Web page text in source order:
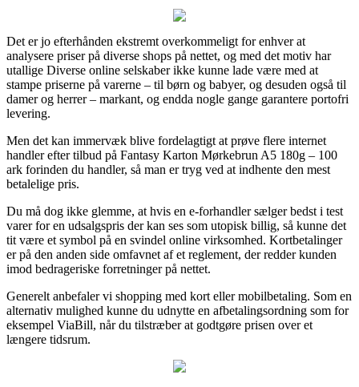
Det er jo efterhånden ekstremt overkommeligt for enhver at
analysere priser på diverse shops på nettet, og med det motiv har
utallige Diverse online selskaber ikke kunne lade være med at
stampe priserne på varerne – til børn og babyer, og desuden også til
damer og herrer – markant, og endda nogle gange garantere portofri
levering.
Men det kan immervæk blive fordelagtigt at prøve flere internet
handler efter tilbud på Fantasy Karton Mørkebrun A5 180g – 100
ark forinden du handler, så man er tryg ved at indhente den mest
betalelige pris.
Du må dog ikke glemme, at hvis en e-forhandler sælger bedst i test
varer for en udsalgspris der kan ses som utopisk billig, så kunne det
tit være et symbol på en svindel online virksomhed. Kortbetalinger
er på den anden side omfavnet af et reglement, der redder kunden
imod bedrageriske forretninger på nettet.
Generelt anbefaler vi shopping med kort eller mobilbetaling. Som en
alternativ mulighed kunne du udnytte en afbetalingsordning som for
eksempel ViaBill, når du tilstræber at godtgøre prisen over et
længere tidsrum.